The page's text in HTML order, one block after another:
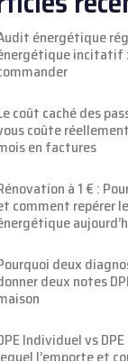
énergétique
incitatif
coût caché des
coûte
en factures
à 1 € :
comment repérer
deux
deux notes
Individuel vs